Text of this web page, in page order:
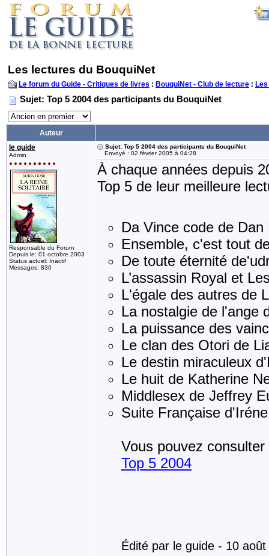
Les lectures du BouquiNet
Le forum du Guide - Critiques de livres : BouquiNet - Club de lecture :
Sujet: Top 5 2004 des participants du BouquiNet
Auteur
le guide
Admin
Responsable du Forum
Depuis le: 01 octobre 2003
Status actuel: Inactif
Messages: 830
Sujet: Top 5 2004 des participants du BouquiNet
Envoyé : 02 février 2005 à 04:28
À chaque années depuis
Top 5 de leur meilleure
Da Vince code de
Ensemble, c'est tout
De toute éternité
L’assassin Royal et
L'égale des autres de
La nostalgie de l'ange
La puissance des
Le clan des Otori de
Le destin miraculeux
Le huit de Katherine
Middlesex de Jeffrey
Suite Française
Vous pouvez
Top 5 2004
Édité par le guide - 10